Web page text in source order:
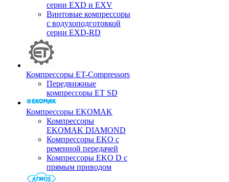
серии EXD и EXV
Винтовые компрессоры
с водухоподготовкой
серии EXD-RD
Компрессоры ET-Compressors
Передвижные
компрессоры ET SD
Компрессоры EKOMAK
Компрессоры
EKOMAK DIAMOND
Компрессоры EKO c
ременной передачей
Компрессоры EKO D с
прямым приводом